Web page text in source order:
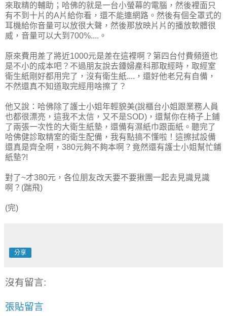
來取精的輔助；哈佛的就是一台小螢幕的電腦，然後裡面只
有不到十片的A片給你看，還不能連網路。然後有個全罩式的
耳機給你音量可以放很大聲，然後那放映片片的播放軟體很
威，音量可以大到700%....。
原來費用差了將近1000元是差在這裡啊？第四台付費頻道也
是不小的成本吧？不過朋友說去鍾婦產科那取經時，取經室
衛生紙剛好都用完了，沒有衛生紙....，還好他老兄有自備，
不然還真不知道取完經用啥擦了？
他又說：哈佛除了護士小姐年輕貌美(說櫃台小姐跟業務人員
也都很漂亮，這我不太信，又不是SOD)，還幫你在椅子上鋪
了兩張一次性的大衛生紙墊，還備有濕紙巾跟面紙。聽完了
哈佛健診取精室的衛生配備，我有點搞不懂啦！這擦拭設備
還真是齊全啊，380元夠不夠本啊？竟然還有護士小姐幫忙鋪
紙墊?!
對了~才380元，各位朋友改天要不要揪團一起去見識見識
啊？(踹飛)
(完)
分享
沒有留言:
張貼留言